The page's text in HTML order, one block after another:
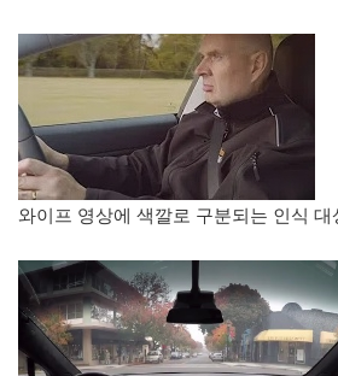
와이프 영상에 색깔로 구분되는 인식 대